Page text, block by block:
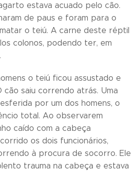
estava acuado pelo cão.
de paus e foram para o
o teiú. A carne deste réptil
colonos, podendo ter, em
o teiú ficou assustado e
cão saiu correndo atrás. Uma
por um dos homens, o
total. Ao observarem
caído com a cabeça
os dois funcionários,
à procura de socorro. Ele
trauma na cabeça e estava